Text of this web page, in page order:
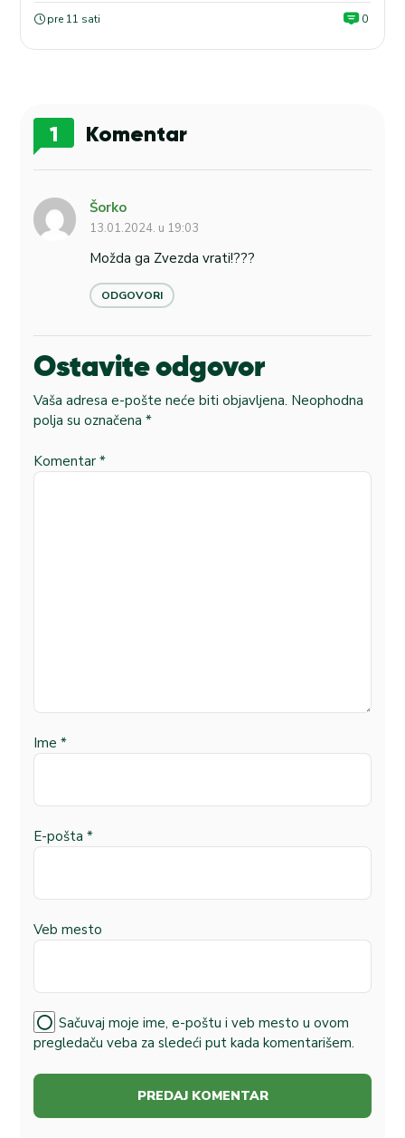
pre 11 sati 0
1 Komentar
Šorko
13.01.2024. u 19:03
Možda ga Zvezda vrati!???
ODGOVORI
Ostavite odgovor
Vaša adresa e-pošte neće biti objavljena. Neophodna
polja su označena *
Komentar *
Ime *
E-pošta *
Veb mesto
Sačuvaj moje ime, e-poštu i veb mesto u ovom
pregledaču veba za sledeći put kada komentarišem.